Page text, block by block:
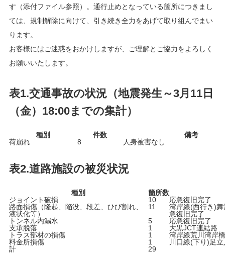
す（添付ファイル参照）。通行止めとなっている箇所につきまし
ては、規制解除に向けて、引き続き全力をあげて取り組んでまい
ります。
お客様にはご迷惑をおかけしますが、ご理解とご協力をよろしく
お願いいたします。
表1.交通事故の状況（地震発生～3月11日
（金）18:00までの集計）
種別 件数
備考
荷崩れ
8 人身被害なし
表2.道路施設の被災状況
種別
箇所数
ジョイント破損
10
応急復旧完了
路面損傷（隆起、陥没、段差、ひび割れ、
液状化等）
11
湾岸線(西行き)
急復旧完了
トンネル内漏水
5
応急復旧完了
支承脱落
1
大黒JCT連結路
トラス部材の損傷
1
湾岸線荒川湾岸橋
料金所損傷
1
川口線(下り)足
計
29